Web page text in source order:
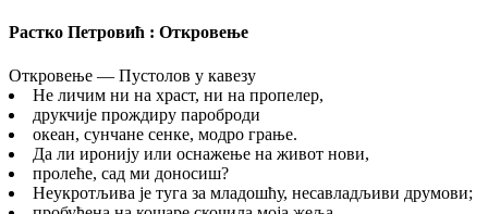
Растко Петровић : Откровење
Откровење — Пустолов у кавезу
Не личим ни на храст, ни на пропелер,
друкчије прождиру пароброди
океан, сунчане сенке, модро грање.
Да ли иронију или оснажење на живот нови,
пролеће, сад ми доносиш?
Неукротљива је туга за младошћу, несавладљиви друмови;